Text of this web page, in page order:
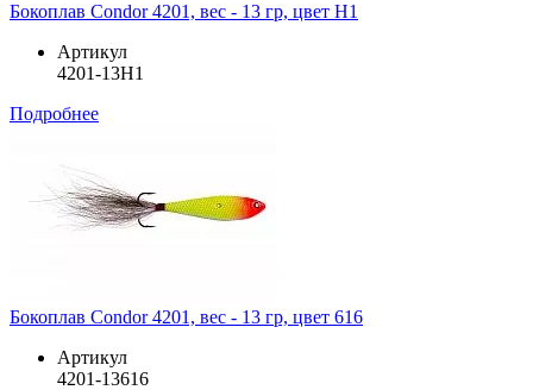
Бокоплав Condor 4201, вес - 13 гр, цвет H1
Артикул
4201-13H1
Подробнее
Бокоплав Condor 4201, вес - 13 гр, цвет 616
Артикул
4201-13616